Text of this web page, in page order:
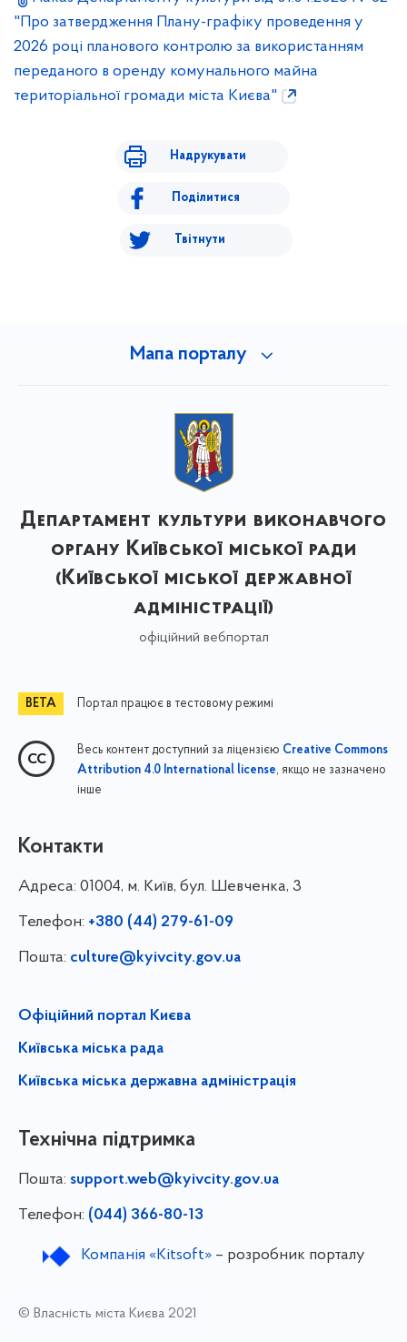
"Про затвердження Плану-графіку проведення у
2026 році планового контролю за використанням
переданого в оренду комунального майна
територіальної громади міста Києва"
Надрукувати
Поділитися
Твітнути
Мапа порталу
Департамент культури виконавчого
органу Київської міської ради
(Київської міської державної
адміністрації)
офіційний вебпортал
Портал працює в тестовому режимі
Весь контент доступний за ліцензією Creative Commons
Attribution 4.0 International license, якщо не зазначено
інше
Контакти
Адреса: 01004, м. Київ, бул. Шевченка, 3
Телефон: +380 (44) 279-61-09
Пошта: culture@kyivcity.gov.ua
Офіційний портал Києва
Київська міська рада
Київська міська державна адміністрація
Технічна підтримка
Пошта: support.web@kyivcity.gov.ua
Телефон: (044) 366-80-13
Компанія «Kitsoft»– розробник порталу
© Власність міста Києва 2021